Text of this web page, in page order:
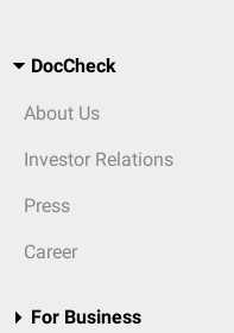
DocCheck
About Us
Investor Relations
Press
Career
For Business